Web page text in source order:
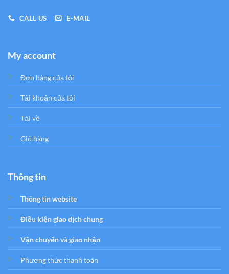
CALL US E-MAIL
My account
Đơn hàng của tôi
Tải khoản của tôi
Tải về
Giỏ hàng
Thông tin
Thông tin website
Điều kiện giao dịch chung
Vận chuyển và giao nhận
Phương thức thanh toán